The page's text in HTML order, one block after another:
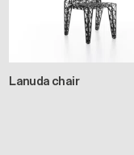
Lanuda chair